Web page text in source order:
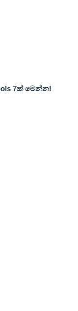
7ක් මෙන්න!